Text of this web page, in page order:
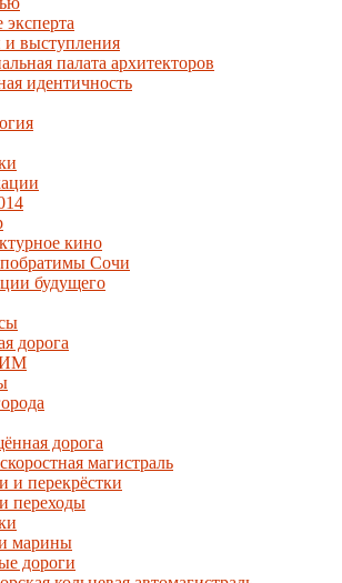
выступления
палата архитекторов
идентичность
кино
Сочи
будущего
дорога
дорога
магистраль
и перекрёстки
переходы
марины
дороги